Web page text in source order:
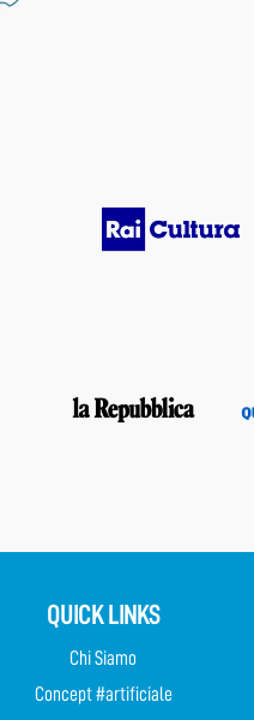
QUICK LINKS
Chi Siamo
Concept #artificiale